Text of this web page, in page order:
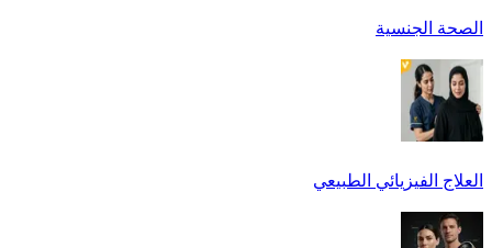
الصحة الجنسية
العلاج الفيزيائي الطبيعي